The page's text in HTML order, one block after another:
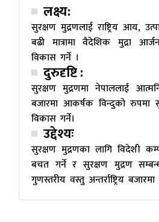
लक्ष्य:
सुरक्षण मुद्रणलाई राष्ट्रिय आय,
बढी मात्रामा वैदेशिक मुद्रा
विकास गर्ने ।
दुरुदृष्टि :
सुरक्षण मुद्रणमा नेपाललाई
बजारमा आकर्षक विन्दुको रुपमा
विकास गर्ने।
उद्देश्यः
सुरक्षण मुद्रणका लागि विदेशी
बचत गर्ने र सुरक्षण मुद्रण
गुणस्तरीय वस्तु अन्तर्राष्ट्रिय